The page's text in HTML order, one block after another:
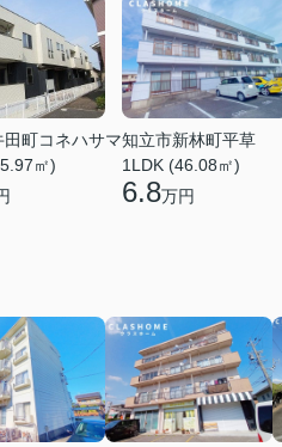
田町コネハサマ
㎡)
知立市新林町平草
1LDK (46.08㎡)
6.8万円